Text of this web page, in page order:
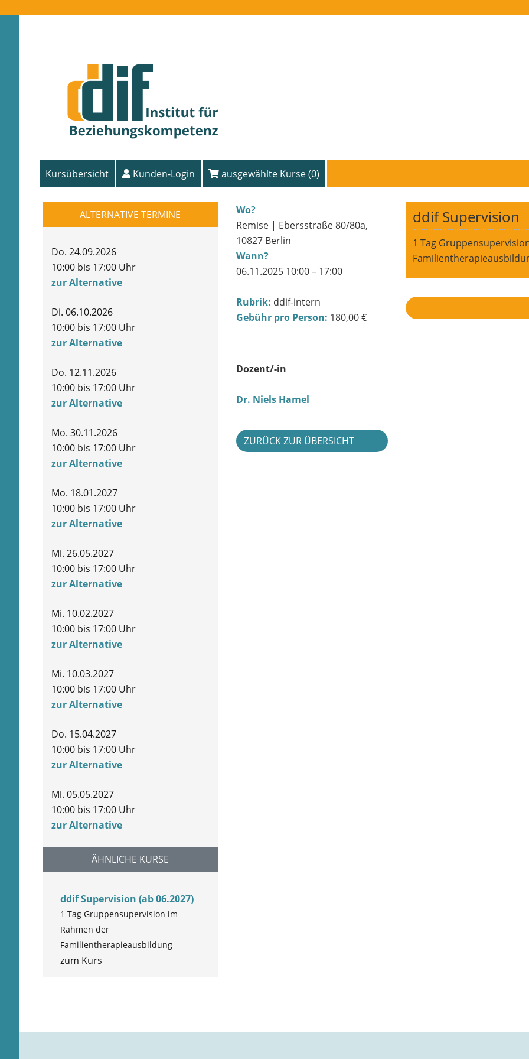
Kursübersicht Kunden-Login ausgewählte Kurse (0)
ALTERNATIVE TERMINE
Do. 24.09.2026
10:00 bis 17:00 Uhr
zur Alternative
Di. 06.10.2026
10:00 bis 17:00 Uhr
zur Alternative
Do. 12.11.2026
10:00 bis 17:00 Uhr
zur Alternative
Mo. 30.11.2026
10:00 bis 17:00 Uhr
zur Alternative
Mo. 18.01.2027
10:00 bis 17:00 Uhr
zur Alternative
Mi. 26.05.2027
10:00 bis 17:00 Uhr
zur Alternative
Mi. 10.02.2027
10:00 bis 17:00 Uhr
zur Alternative
Mi. 10.03.2027
10:00 bis 17:00 Uhr
zur Alternative
Do. 15.04.2027
10:00 bis 17:00 Uhr
zur Alternative
Mi. 05.05.2027
10:00 bis 17:00 Uhr
zur Alternative
ÄHNLICHE KURSE
ddif Supervision (ab 06.2027)
1 Tag Gruppensupervision im
Rahmen der
Familientherapieausbildung
zum Kurs
Wo?
Remise | Ebersstraße 80/80a,
10827 Berlin
Wann?
06.11.2025 10:00 – 17:00
Rubrik: ddif-intern
Gebühr pro Person: 180,00 €
Dozent/-in
Dr. Niels Hamel
ZURÜCK ZUR ÜBERSICHT
ddif Supervision
1 Tag